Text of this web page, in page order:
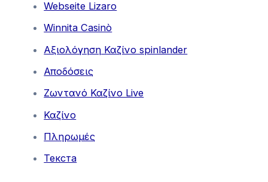
Webseite Lizaro
Winnita Casinò
Αξιολόγηση Καζίνο spinlander
Αποδόσεις
Ζωντανό Καζίνο Live
Καζίνο
Πληρωμές
Текста